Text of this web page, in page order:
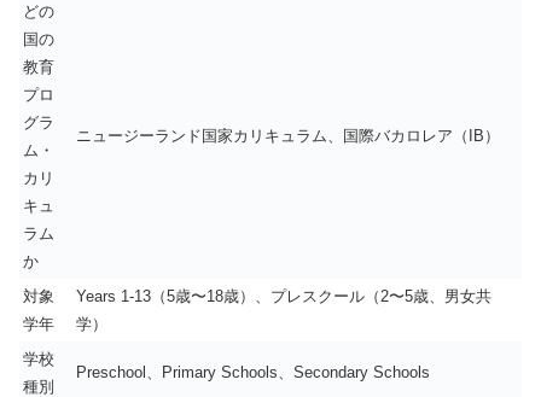
どの
国の
教育
プロ
グラ
ム・
カリ
キュ
ラム
か
ニュージーランド国家カリキュラム、国際バカロレア（IB）
対象
学年
Years 1-13（5歳〜18歳）、プレスクール（2〜5歳、男女共
学）
学校
種別
Preschool、Primary Schools、Secondary Schools